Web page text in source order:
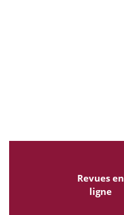
Revues en
ligne